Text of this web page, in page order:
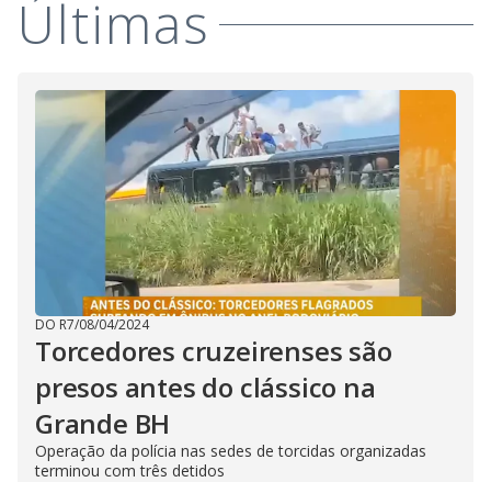
i
d
e
o
Últimas
DO R7/08/04/2024
Torcedores cruzeirenses são
presos antes do clássico na
Grande BH
Operação da polícia nas sedes de torcidas organizadas
terminou com três detidos